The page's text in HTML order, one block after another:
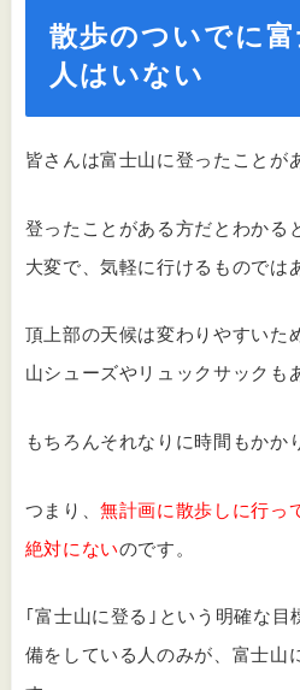
散歩のついでに
人はいない
皆さんは富士山に登ったことが
登ったことがある方だとわかる
大変で、気軽に行けるものでは
頂上部の天候は変わりやすいた
山シューズやリュックサックも
もちろんそれなりに時間もかか
つまり、無計画に散歩しに行っ
絶対にないのです。
｢富士山に登る｣という明確な
備をしている人のみが、富士山